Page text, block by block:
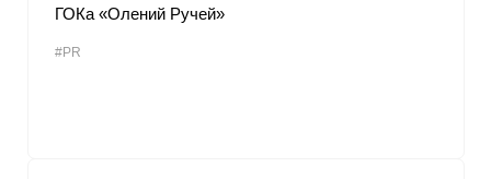
ГОКа «Олений Ручей»
#PR